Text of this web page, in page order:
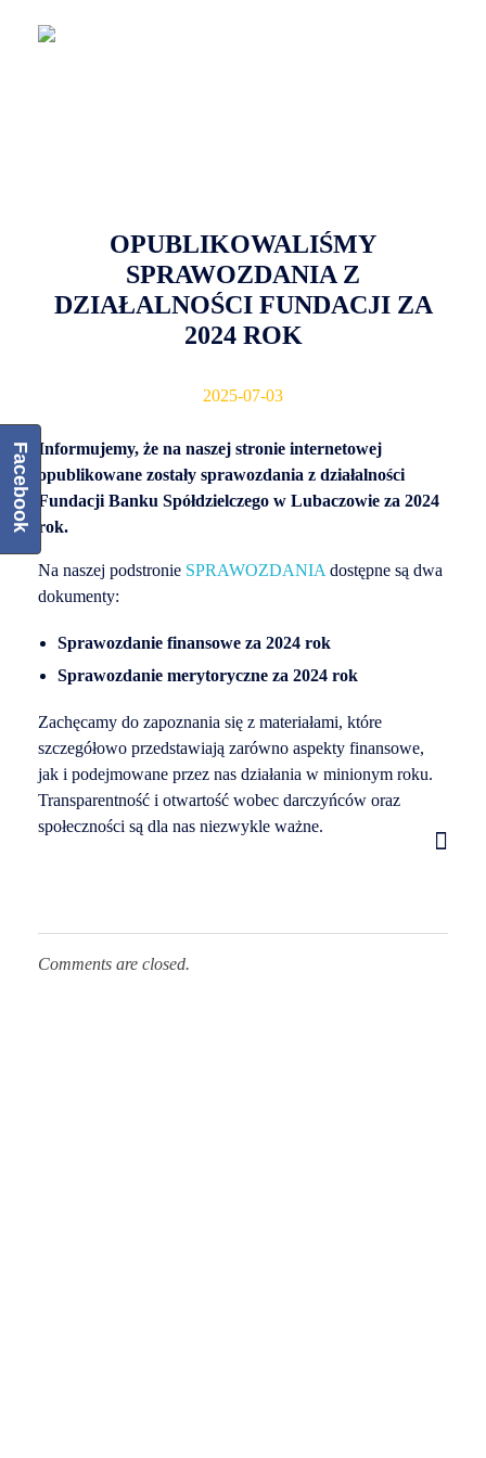
OPUBLIKOWALIŚMY
SPRAWOZDANIA Z
DZIAŁALNOŚCI FUNDACJI ZA
2024 ROK
2025-07-03
Informujemy, że na naszej stronie internetowej
opublikowane zostały sprawozdania z działalności
Fundacji Banku Spółdzielczego w Lubaczowie za 2024
rok.
Na naszej podstronie SPRAWOZDANIA dostępne są dwa
dokumenty:
Sprawozdanie finansowe za 2024 rok
Sprawozdanie merytoryczne za 2024 rok
Zachęcamy do zapoznania się z materiałami, które
szczegółowo przedstawiają zarówno aspekty finansowe,
jak i podejmowane przez nas działania w minionym roku.
Transparentność i otwartość wobec darczyńców oraz
społeczności są dla nas niezwykle ważne.
Comments are closed.
Facebook